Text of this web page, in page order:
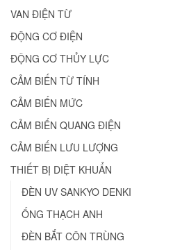
VAN ĐIỆN TỪ
ĐỘNG CƠ ĐIỆN
ĐỘNG CƠ THỦY LỰC
CẢM BIẾN TỪ TÍNH
CẢM BIẾN MỨC
CẢM BIẾN QUANG ĐIỆN
CẢM BIẾN LƯU LƯỢNG
THIẾT BỊ DIỆT KHUẨN
ĐÈN UV SANKYO DENKI
ỐNG THẠCH ANH
ĐÈN BẮT CÔN TRÙNG